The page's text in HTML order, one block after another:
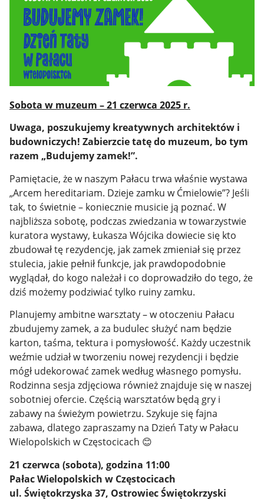
Sobota w muzeum – 21 czerwca 2025 r.
Uwaga, poszukujemy kreatywnych architektów i
budowniczych! Zabierzcie tatę do muzeum, bo tym
razem „Budujemy zamek!”.
Pamiętacie, że w naszym Pałacu trwa właśnie wystawa
„Arcem hereditariam. Dzieje zamku w Ćmielowie”? Jeśli
tak, to świetnie – koniecznie musicie ją poznać. W
najbliższa sobotę, podczas zwiedzania w towarzystwie
kuratora wystawy, Łukasza Wójcika dowiecie się kto
zbudował tę rezydencję, jak zamek zmieniał się przez
stulecia, jakie pełnił funkcje, jak prawdopodobnie
wyglądał, do kogo należał i co doprowadziło do tego, że
dziś możemy podziwiać tylko ruiny zamku.
Planujemy ambitne warsztaty – w otoczeniu Pałacu
zbudujemy zamek, a za budulec służyć nam będzie
karton, taśma, tektura i pomysłowość. Każdy uczestnik
weźmie udział w tworzeniu nowej rezydencji i będzie
mógł udekorować zamek według własnego pomysłu.
Rodzinna sesja zdjęciowa również znajduje się w naszej
sobotniej ofercie. Częścią warsztatów będą gry i
zabawy na świeżym powietrzu. Szykuje się fajna
zabawa, dlatego zapraszamy na Dzień Taty w Pałacu
Wielopolskich w Częstocicach 😊
21 czerwca (sobota), godzina 11:00
Pałac Wielopolskich w Częstocicach
ul. Świętokrzyska 37, Ostrowiec Świętokrzyski